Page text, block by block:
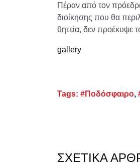
Πέραν από τον
διοίκησης που θα
θητεία, δεν προέκυψε
gallery
Tags: #Ποδόσφαιρο,
ΣΧΕΤΙΚΆ